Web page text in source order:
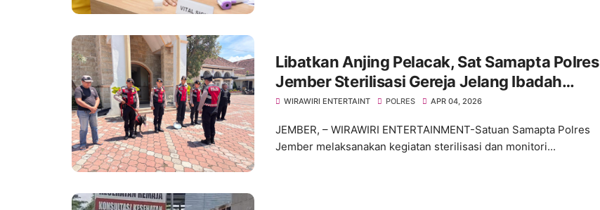
Libatkan Anjing Pelacak, Sat Samapta Polres
Jember Sterilisasi Gereja Jelang Ibadah
Paskah
WIRAWIRI ENTERTAINT POLRES APR 04, 2026
JEMBER, – WIRAWIRI ENTERTAINMENT-Satuan Samapta Polres
Jember melaksanakan kegiatan sterilisasi dan monitori...